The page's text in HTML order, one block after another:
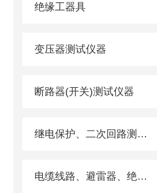
绝缘工器具
变压器测试仪器
断路器(开关)测试仪器
继电保护、二次回路测试仪器
电缆线路、避雷器、绝缘子测试仪器